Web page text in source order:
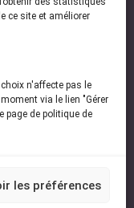
ce site et améliorer
n'affecte pas le
via le lien "Gérer
page de politique de
les préférences